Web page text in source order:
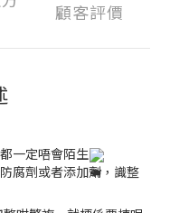
顧客評價
一定唔會陌生
腐劑或者添加劑，識整